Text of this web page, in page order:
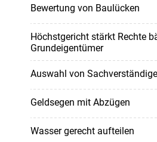
Bewertung von Baulücken
Höchstgericht stärkt Rechte
Grundeigentümer
Auswahl von
Geldsegen mit Abzügen
Wasser gerecht aufteilen